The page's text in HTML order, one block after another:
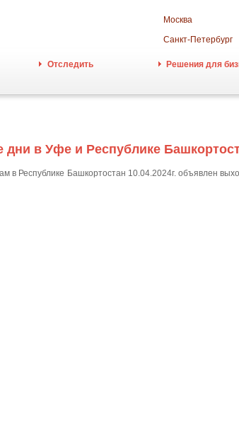
Москва
Санкт-Петербург
Отследить Решения для
в Уфе и Республике
в Республике Башкортостан 10.04.2024г. объявлен